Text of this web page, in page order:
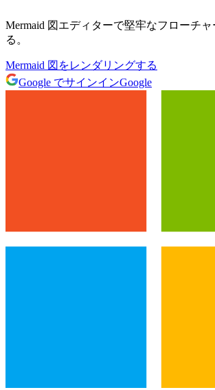
Mermaid 図エディターで堅牢なフローチ
る。
Mermaid 図をレンダリングする
Google でサインインGoogle